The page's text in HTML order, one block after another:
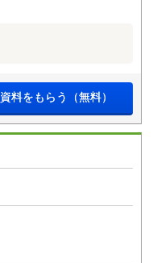
資料をもらう（無料）